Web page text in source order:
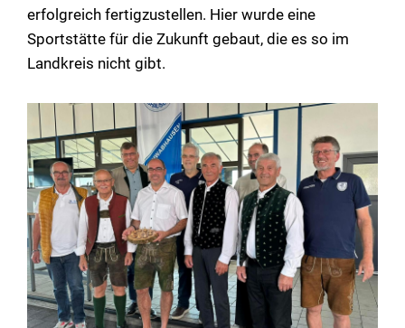
erfolgreich fertigzustellen. Hier wurde eine
Sportstätte für die Zukunft gebaut, die es so im
Landkreis nicht gibt.